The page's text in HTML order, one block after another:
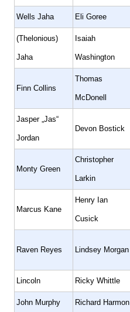
Wells Jaha Eli Goree
(Thelonious)
Jaha
Isaiah
Washington
Finn Collins
Thomas
McDonell
Jasper „Jas“
Jordan
Devon Bostick
Monty Green
Christopher
Larkin
Marcus Kane
Henry Ian
Cusick
Raven Reyes Lindsey Morgan
Lincoln Ricky Whittle
John Murphy Richard Harmon